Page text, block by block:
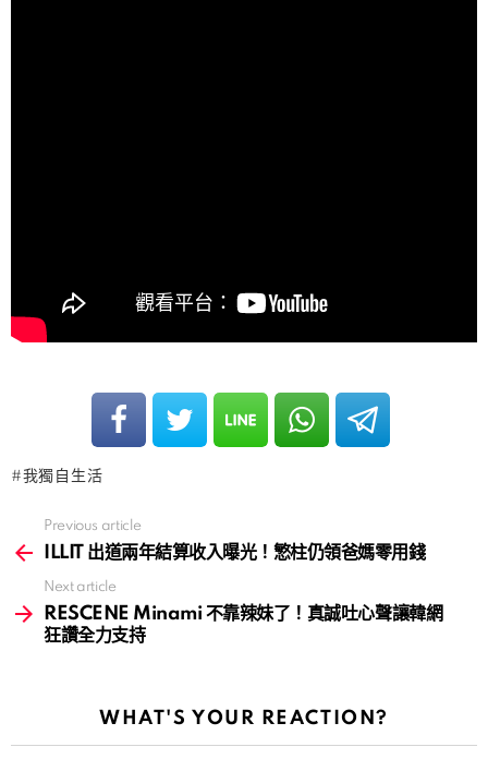
我獨自生活
more
Previous article
ILLIT 出道兩年結算收入曝光！慜柱仍領爸媽零用錢
Next article
RESCENE Minami 不靠辣妹了！真誠吐心聲讓韓網
狂讚全力支持
WHAT'S YOUR REACTION?